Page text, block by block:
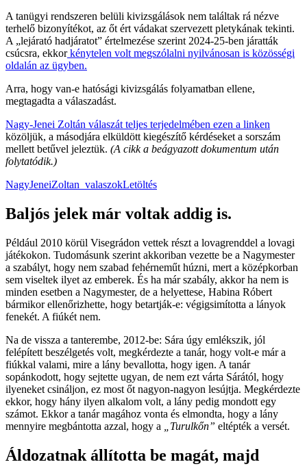
A tanügyi rendszeren belüli kivizsgálások nem találtak rá nézve
terhelő bizonyítékot, az őt ért vádakat szervezett pletykának tekinti.
A „lejárató hadjáratot” értelmezése szerint 2024-25-ben járatták
csúcsra, ekkorkénytelen volt megszólalni nyilvánosan is közösségi
oldalán az ügyben.
Arra, hogy van-e hatósági kivizsgálás folyamatban ellene,
megtagadta a válaszadást.
Nagy-Jenei Zoltán válaszát teljes terjedelmében ezen a linken
közöljük, a másodjára elküldött kiegészítő kérdéseket a sorszám
mellett betűvel jeleztük. (A cikk a beágyazott dokumentum után
folytatódik.)
NagyJeneiZoltan_valaszokLetöltés
Baljós jelek már voltak addig is.
Például 2010 körül Visegrádon vettek részt a lovagrenddel a lovagi
játékokon. Tudomásunk szerint akkoriban vezette be a Nagymester
a szabályt, hogy nem szabad fehérneműt húzni, mert a középkorban
sem viseltek ilyet az emberek. És ha már szabály, akkor ha nem is
minden esetben a Nagymester, de a helyettese, Habina Róbert
bármikor ellenőrizhette, hogy betartják-e: végigsimította a lányok
fenekét. A fiúkét nem.
Na de vissza a tanterembe, 2012-be: Sára úgy emlékszik, jól
felépített beszélgetés volt, megkérdezte a tanár, hogy volt-e már a
fiúkkal valami, mire a lány bevallotta, hogy igen. A tanár
sopánkodott, hogy sejtette ugyan, de nem ezt várta Sárától, hogy
ilyeneket csináljon, ez most őt nagyon-nagyon lesújtja. Megkérdezte
ekkor, hogy hány ilyen alkalom volt, a lány pedig mondott egy
számot. Ekkor a tanár magához vonta és elmondta, hogy a lány
mennyire megbántotta azzal, hogy a
„Turulkőn” eltépték a versét.
Áldozatnak állította be magát, majd